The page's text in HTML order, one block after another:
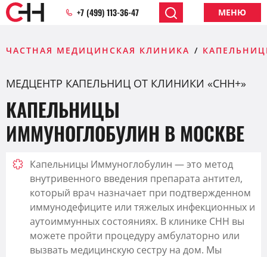
+7 (499) 113-36-47 МЕНЮ
ЧАСТНАЯ МЕДИЦИНСКАЯ КЛИНИКА
МЕДЦЕНТР КАПЕЛЬНИЦ ОТ КЛИНИКИ «CHH+»
КАПЕЛЬНИЦЫ
ИММУНОГЛОБУЛИН В МОСКВЕ
Капельницы Иммуноглобулин — это метод
внутривенного введения препарата антител,
который врач назначает при подтвержденном
иммунодефиците или тяжелых инфекционных и
аутоиммунных состояниях. В клинике CHH вы
можете пройти процедуру амбулаторно или
вызвать медицинскую сестру на дом. Мы